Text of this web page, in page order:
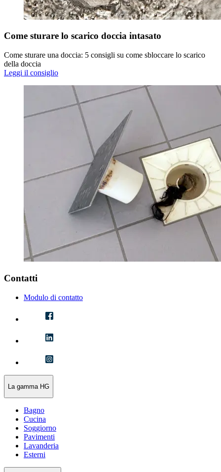
Come sturare lo scarico doccia intasato
Come sturare una doccia: 5 consigli su come sbloccare lo scarico
della doccia
Leggi il consiglio
Contatti
Modulo di contatto
La gamma HG
Bagno
Cucina
Soggiorno
Pavimenti
Lavanderia
Esterni